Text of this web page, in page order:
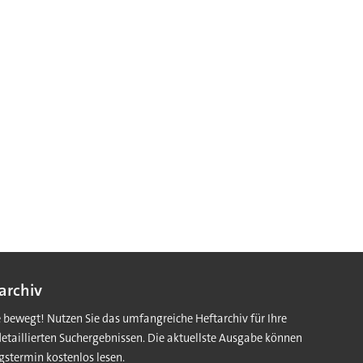
bewegt! Nutzen Sie das umfangreiche Heftarchiv für Ihre
Suchergebnissen. Die aktuellste Ausgabe können
kostenlos lesen.